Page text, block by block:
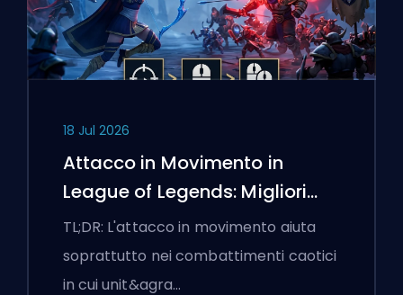
18 Jul 2026
Attacco in Movimento in
League of Legends: Migliori
Impostazioni
TL;DR: L'attacco in movimento aiuta
soprattutto nei combattimenti caotici
in cui unit&agra…